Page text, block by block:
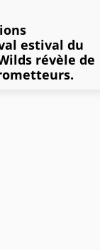
estival du
révèle de